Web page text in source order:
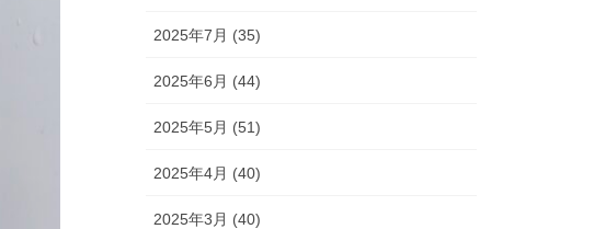
2025年7月 (35)
2025年6月 (44)
2025年5月 (51)
2025年4月 (40)
2025年3月 (40)